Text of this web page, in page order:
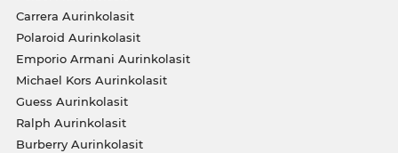
Carrera Aurinkolasit
Polaroid Aurinkolasit
Emporio Armani Aurinkolasit
Michael Kors Aurinkolasit
Guess Aurinkolasit
Ralph Aurinkolasit
Burberry Aurinkolasit